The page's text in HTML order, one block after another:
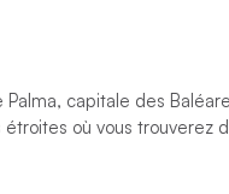
capitale des
où vous trouverez